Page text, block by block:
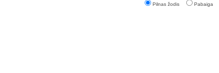
Pilnas žodis Pabaiga